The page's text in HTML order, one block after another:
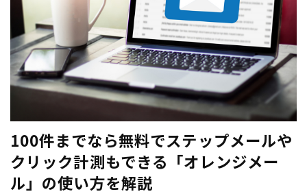
100件までなら無料でステップメールや
クリック計測もできる「オレンジメー
ル」の使い方を解説